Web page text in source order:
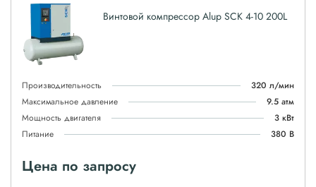
Винтовой компрессор Alup SCK 4-10 200L
Производительность
320 л/мин
Максимальное давление
9.5 атм
Мощность двигателя
3 кВт
Питание
380 В
Цена по запросу